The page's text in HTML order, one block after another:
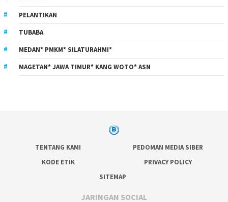
PELANTIKAN
TUBABA
MEDAN* PMKM* SILATURAHMI*
MAGETAN* JAWA TIMUR* KANG WOTO* ASN
TENTANG KAMI
PEDOMAN MEDIA SIBER
KODE ETIK
PRIVACY POLICY
SITEMAP
JARINGAN SOCIAL